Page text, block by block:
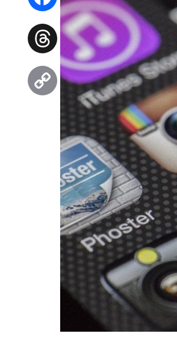
Facebook
Threads
Copy
Link